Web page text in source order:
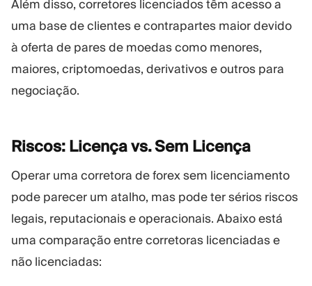
Além disso, corretores licenciados têm acesso a
uma base de clientes e contrapartes maior devido
à oferta de pares de moedas como menores,
maiores, criptomoedas, derivativos e outros para
negociação.
Riscos: Licença vs. Sem Licença
Operar uma corretora de forex sem licenciamento
pode parecer um atalho, mas pode ter sérios riscos
legais, reputacionais e operacionais. Abaixo está
uma comparação entre corretoras licenciadas e
não licenciadas: